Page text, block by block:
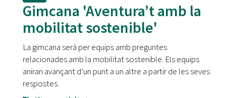
Gimcana 'Aventura’t amb la
mobilitat sostenible'
La gimcana serà per equips amb preguntes
relacionades amb la mobilitat sostenible. Els equips
aniran avançant d’un punt a un altre a partir de les seves
respostes.